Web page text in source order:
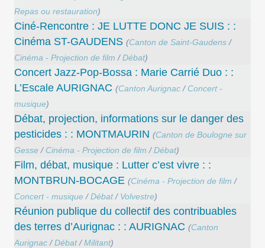
Repas ou restauration)
Ciné-Rencontre : JE LUTTE DONC JE SUIS : :
Cinéma ST-GAUDENS (Canton de Saint-Gaudens /
Cinéma - Projection de film /Débat)
Concert Jazz-Pop-Bossa : Marie Carrié Duo : :
L’Escale AURIGNAC (Canton Aurignac / Concert -
musique)
Débat, projection, informations sur le danger des
pesticides : : MONTMAURIN (Canton de Boulogne sur
Gesse / Cinéma - Projection de film /Débat)
Film, débat, musique : Lutter c’est vivre : :
MONTBRUN-BOCAGE (Cinéma - Projection de film /
Concert - musique /Débat/ Volvestre)
Réunion publique du collectif des contribuables
des terres d’Aurignac : : AURIGNAC (Canton
Aurignac /Débat/Militant)